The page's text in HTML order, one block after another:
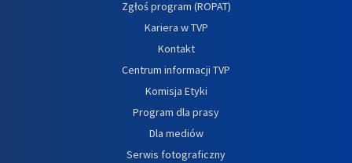
Zgłoś program (ROPAT)
Kariera w TVP
Kontakt
Centrum informacji TVP
Komisja Etyki
Program dla prasy
Dla mediów
Serwis fotograficzny